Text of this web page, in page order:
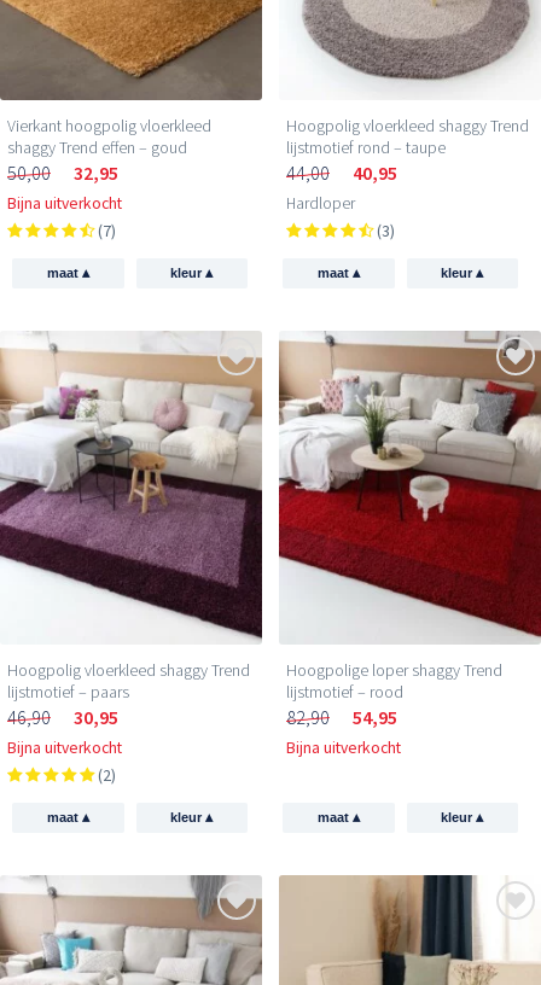
Vierkant hoogpolig vloerkleed
shaggy Trend effen – goud
50,00 32,95
Bijna uitverkocht
(7)
maat ▴ kleur▴
Hoogpolig vloerkleed shaggy Trend
lijstmotief rond – taupe
44,00 40,95
Hardloper
(3)
maat ▴ kleur▴
Hoogpolig vloerkleed shaggy Trend
lijstmotief – paars
46,90 30,95
Bijna uitverkocht
(2)
maat ▴ kleur▴
Hoogpolige loper shaggy Trend
lijstmotief – rood
82,90 54,95
Bijna uitverkocht
maat ▴ kleur▴